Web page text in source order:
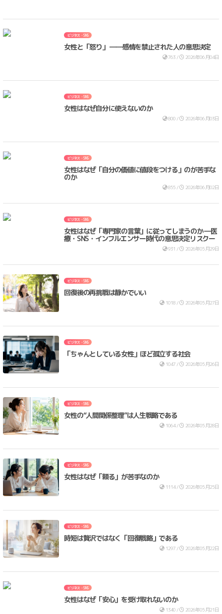
ビジネス・SNS
女性と「怒り」 ――感情を禁止された人の意思決定
763 / 2026年06月04日
ビジネス・SNS
女性はなぜ自分に使えないのか
800 / 2026年06月03日
ビジネス・SNS
女性はなぜ「自分の価値に値段をつける」のが苦手な
のか
855 / 2026年06月02日
ビジネス・SNS
女性はなぜ「専門家の言葉」に従ってしまうのか ―医
療・SNS・インフルエンサー時代の意思決定リスクー
931 / 2026年05月29日
ビジネス・SNS
回復後の再挑戦は静かでいい
1018 / 2026年05月27日
ビジネス・SNS
「ちゃんとしている女性」ほど孤立する社会
1047 / 2026年05月26日
ビジネス・SNS
女性の“人間関係整理”は人生戦略である
1064 / 2026年05月28日
ビジネス・SNS
女性はなぜ「頼る」が苦手なのか
1114 / 2026年05月25日
ビジネス・SNS
時短は贅沢ではなく「回復戦略」である
1297 / 2026年05月22日
ビジネス・SNS
女性はなぜ「安心」を受け取れないのか
1340 / 2026年05月21日